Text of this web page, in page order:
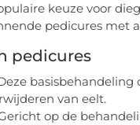
keuze voor
pedicures met
pedicures
van eelt.
op de